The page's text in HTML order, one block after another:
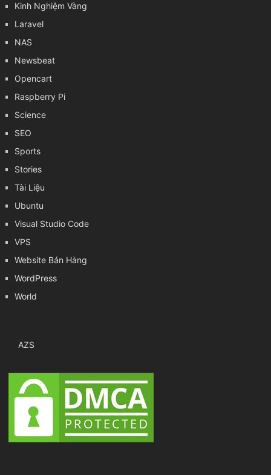
Kinh Nghiệm Vàng
Laravel
NAS
Newsbeat
Opencart
Raspberry Pi
Science
SEO
Sports
Stories
Tài Liệu
Ubuntu
Visual Studio Code
VPS
Website Bán Hàng
WordPress
World
AZS